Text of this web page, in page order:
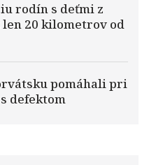
rodín s deťmi z
20 kilometrov od
pomáhali pri
defektom